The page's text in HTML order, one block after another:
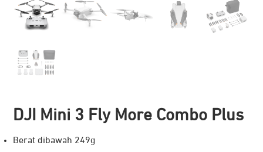
DJI Mini 3 Fly More Combo Plus
Berat dibawah 249g